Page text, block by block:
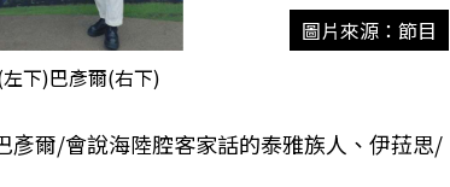
圖片來源：節目
下)巴彥爾(右下)
彥爾/會說海陸腔客家話的泰雅族人、伊菈思/